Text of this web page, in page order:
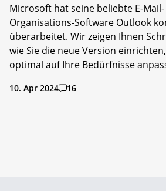
Microsoft hat seine beliebte E-
Organisations-Software Outlook
überarbeitet. Wir zeigen Ihnen
wie Sie die neue Version
optimal auf Ihre Bedürfnisse
10. Apr 2024 16